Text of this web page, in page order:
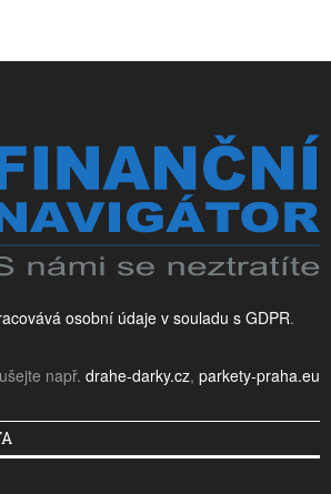
osobní údaje v souladu s GDPR.
např. drahe-darky.cz, parkety-praha.eu